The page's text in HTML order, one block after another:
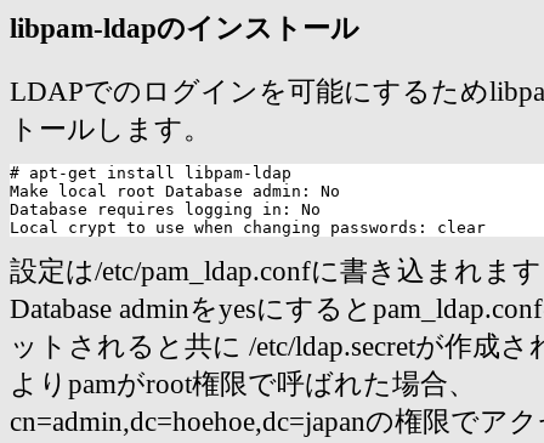
libpam-ldapのインストール
LDAPでのログインを可能にするため
トールします。
# apt-get install libpam-ldap
Make local root Database admin: No
Database requires logging in: No
設定は/etc/pam_ldap.confに書き込まれま
Database adminをyesにすると
ットされると共に /etc/ldap.secretが作成
よりpamがroot権限で呼ばれた場合、
cn=admin,dc=hoehoe,dc=japanの権限でア